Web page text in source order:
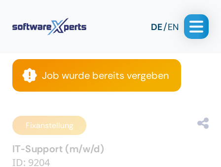
DE EN
Job wurde bereits vergeben
Fixanstellung
IT-Support (m/w/d)
ID: 9204